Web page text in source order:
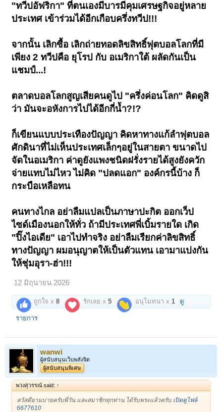
"ทวีปอัฟริกา" ที่ตนเองมีบารมีคุมเศรษฐกิจอยู่หลาย
ประเทศ เข้าร่วมได้อีกเกือบครึ่งทวีป!!!
จากนั้น เลิกซื้อ เลิกถ่ายทอดลิขสิทธิ์ฟุตบอลโลกที่มี
เพียง 2 ทวีปคือ ยุโรป กับ อเมริกาใต้ ผลัดกันเป็น
แชมป์...!
ตลาดบอลโลกสูญเสียคนดูไป "ครึ่งค่อนโลก" คิดดูสิ
ว่า มันจะอหังการไปได้อีกกี่น้ำ?!?
ก็เขียนแบบประเทืองปัญญา คิดหาทางแก้ลำฟุตบอล
ศักดินาที่ไม่เห็นประเทศเล็กๆอยู่ในสายตา ขนาดไป
จัดในอเมริกา ค่าดูยังแพงชนิดฝรั่งรายได้สูงยังควัก
จ่ายแทบไม่ไหว ไม่คิด "ปลดแอก" องค์กรนี้บ้าง ก็
กระบือเหลือทน
คนทางไกล อย่าลืมแปลเป็นภาษาปะกิต ออกเว็ป
ไซด์เมืองนอกให้ทั่ว ถ้ามีประเทศพี่เบิ้มรายใด เกิด
"ปิ๊งไอเดีย" เอาไปทำจริง อย่าลืมเรียกค่าลิขสิทธิ์
ทางปัญญา ผมอนุญาตให้เป็นตัวแทน เอามาแบ่งกัน
ให้ชุ่มอุรา-ฮ่า!!!
12 มิถุนายน 2026
ถูกใจ x8 รักเลย x5 อนุโมทนา x1 ดู
รายการ
wanwi
ผู้สนับสนุนเว็บพลังจิต
ผู้สนับสนุนพิเศษ
พวงสุวรรณ์ said: ↑
สวัสดียามบ่ายครับพี่วัน และสมาชิกทุกท่าน ได้รับพระแล้วครับ เปิดดูไฟล์
6677610